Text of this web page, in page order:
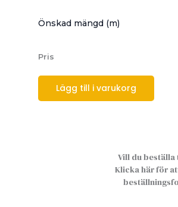
Önskad mängd (m)
Pris
Lägg till i varukorg
Vill du
Klicka här för